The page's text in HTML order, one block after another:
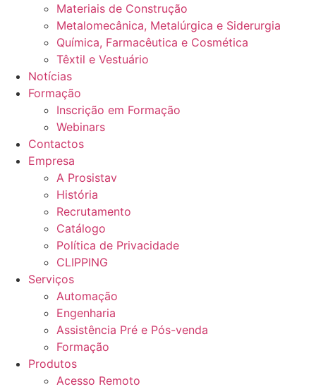
Materiais de Construção
Metalomecânica, Metalúrgica e Siderurgia
Química, Farmacêutica e Cosmética
Têxtil e Vestuário
Notícias
Formação
Inscrição em Formação
Webinars
Contactos
Empresa
A Prosistav
História
Recrutamento
Catálogo
Política de Privacidade
CLIPPING
Serviços
Automação
Engenharia
Assistência Pré e Pós-venda
Formação
Produtos
Acesso Remoto